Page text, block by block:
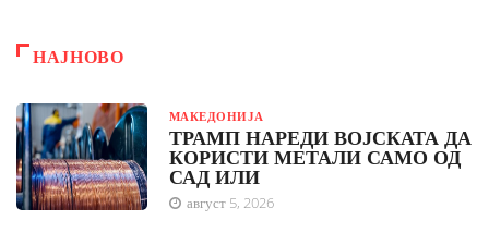
НАЈНОВО
МАКЕДОНИЈА
ТРАМП НАРЕДИ ВОЈСКАТА ДА
КОРИСТИ МЕТАЛИ САМО ОД
САД ИЛИ
август 5, 2026